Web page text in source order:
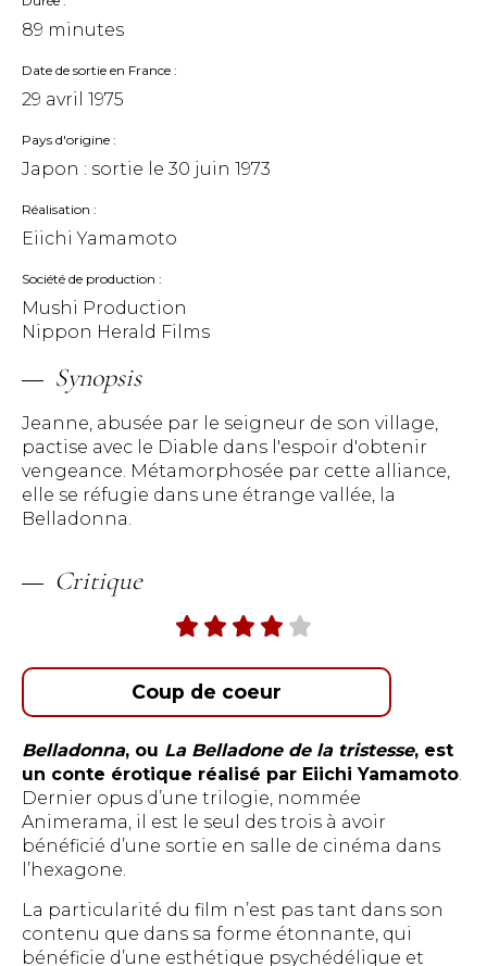
89 minutes
Date de sortie en France
29 avril 1975
Pays d'origine
Japon : sortie le 30 juin 1973
Réalisation
Eiichi Yamamoto
Société de production
Mushi Production
Nippon Herald Films
Synopsis
Jeanne, abusée par le seigneur de son village,
pactise avec le Diable dans l'espoir d'obtenir
vengeance. Métamorphosée par cette alliance,
elle se réfugie dans une étrange vallée, la
Belladonna.
Critique
Coup de coeur
Belladonna, ou La Belladone de la tristesse, est
un conte érotique réalisé par Eiichi Yamamoto.
Dernier opus d’une trilogie, nommée
Animerama, il est le seul des trois à avoir
bénéficié d’une sortie en salle de cinéma dans
l’hexagone.
La particularité du film n’est pas tant dans son
contenu que dans sa forme étonnante, qui
bénéficie d’une esthétique psychédélique et